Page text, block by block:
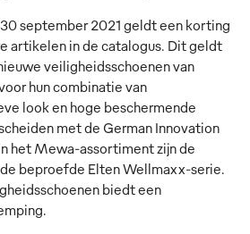
september 2021 geldt een korting
artikelen in de catalogus. Dit geldt
veiligheidsschoenen van
hun combinatie van
look en hoge beschermende
met de German Innovation
het Mewa-assortiment zijn de
beproefde Elten Wellmaxx-serie.
biedt een